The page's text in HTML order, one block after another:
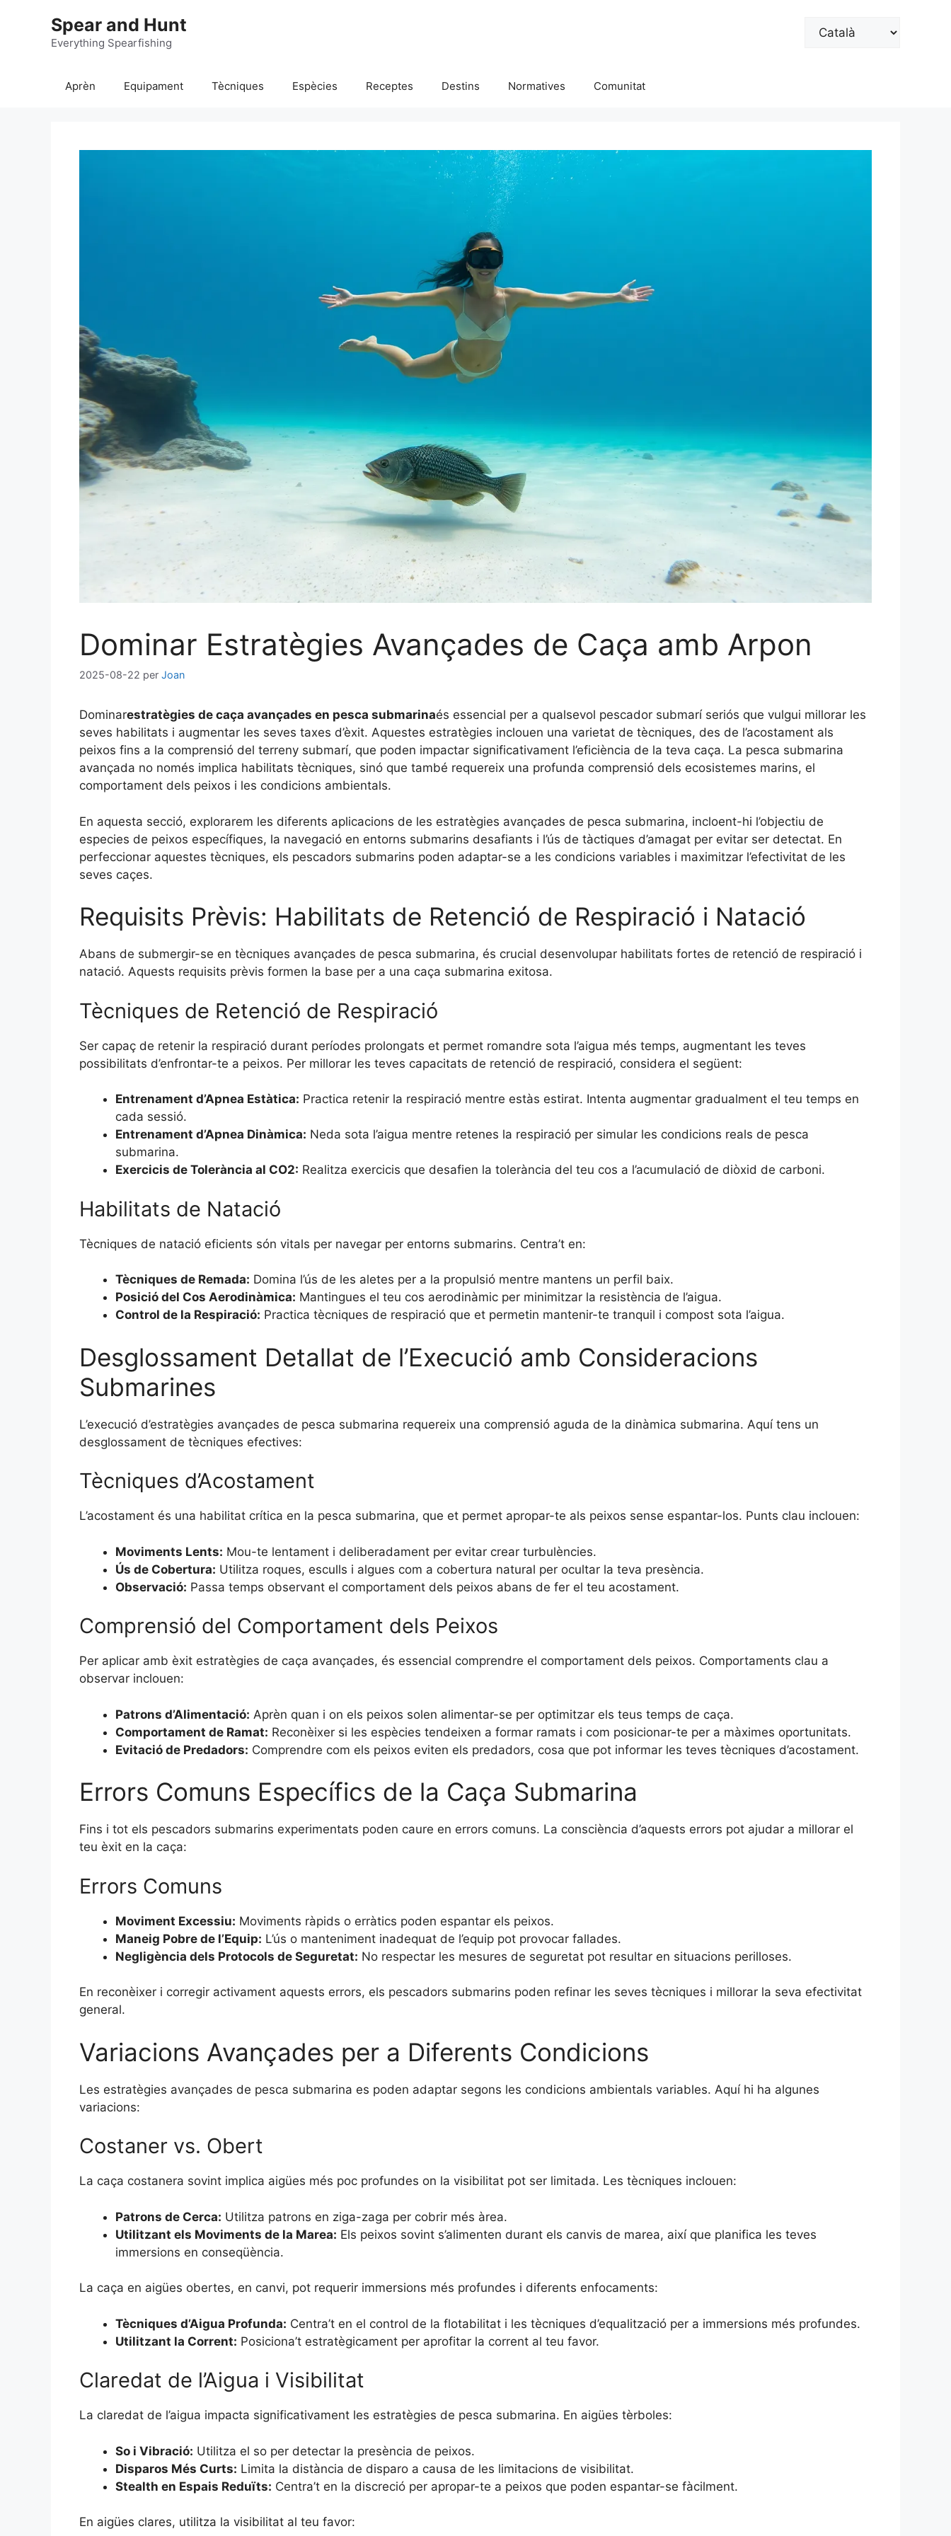
contingut
Spear and Hunt
Everything Spearfishing
Trieu
Aprèn Equipament Tècniques Espècies Receptes Destins Normatives Comunitat
Dominar Estratègies Avançades de Caça amb Arpon
2025-08-22 per Joan
Dominarestratègies de caça avançades en pesca submarinaés essencial per a qualsevol pescador submarí seriós que vulgui millorar les
seves habilitats i augmentar les seves taxes d’èxit. Aquestes estratègies inclouen una varietat de tècniques, des de l’acostament als
peixos fins a la comprensió del terreny submarí, que poden impactar significativament l’eficiència de la teva caça. La pesca submarina
avançada no només implica habilitats tècniques, sinó que també requereix una profunda comprensió dels ecosistemes marins, el
comportament dels peixos i les condicions ambientals.
En aquesta secció, explorarem les diferents aplicacions de les estratègies avançades de pesca submarina, incloent-hi l’objectiu de
especies de peixos específiques, la navegació en entorns submarins desafiants i l’ús de tàctiques d’amagat per evitar ser detectat. En
perfeccionar aquestes tècniques, els pescadors submarins poden adaptar-se a les condicions variables i maximitzar l’efectivitat de les
seves caçes.
Requisits Prèvis: Habilitats de Retenció de Respiració i Natació
Abans de submergir-se en tècniques avançades de pesca submarina, és crucial desenvolupar habilitats fortes de retenció de respiració i
natació. Aquests requisits prèvis formen la base per a una caça submarina exitosa.
Tècniques de Retenció de Respiració
Ser capaç de retenir la respiració durant períodes prolongats et permet romandre sota l’aigua més temps, augmentant les teves
possibilitats d’enfrontar-te a peixos. Per millorar les teves capacitats de retenció de respiració, considera el següent:
Entrenament d’Apnea Estàtica: Practica retenir la respiració mentre estàs estirat. Intenta augmentar gradualment el teu temps en
cada sessió.
Entrenament d’Apnea Dinàmica: Neda sota l’aigua mentre retenes la respiració per simular les condicions reals de pesca
submarina.
Exercicis de Tolerància al CO2: Realitza exercicis que desafien la tolerància del teu cos a l’acumulació de diòxid de carboni.
Habilitats de Natació
Tècniques de natació eficients són vitals per navegar per entorns submarins. Centra’t en:
Tècniques de Remada: Domina l’ús de les aletes per a la propulsió mentre mantens un perfil baix.
Posició del Cos Aerodinàmica: Mantingues el teu cos aerodinàmic per minimitzar la resistència de l’aigua.
Control de la Respiració: Practica tècniques de respiració que et permetin mantenir-te tranquil i compost sota l’aigua.
Desglossament Detallat de l’Execució amb Consideracions
Submarines
L’execució d’estratègies avançades de pesca submarina requereix una comprensió aguda de la dinàmica submarina. Aquí tens un
desglossament de tècniques efectives:
Tècniques d’Acostament
L’acostament és una habilitat crítica en la pesca submarina, que et permet apropar-te als peixos sense espantar-los. Punts clau inclouen:
Moviments Lents: Mou-te lentament i deliberadament per evitar crear turbulències.
Ús de Cobertura: Utilitza roques, esculls i algues com a cobertura natural per ocultar la teva presència.
Observació: Passa temps observant el comportament dels peixos abans de fer el teu acostament.
Comprensió del Comportament dels Peixos
Per aplicar amb èxit estratègies de caça avançades, és essencial comprendre el comportament dels peixos. Comportaments clau a
observar inclouen:
Patrons d’Alimentació: Aprèn quan i on els peixos solen alimentar-se per optimitzar els teus temps de caça.
Comportament de Ramat: Reconèixer si les espècies tendeixen a formar ramats i com posicionar-te per a màximes oportunitats.
Evitació de Predadors: Comprendre com els peixos eviten els predadors, cosa que pot informar les teves tècniques d’acostament.
Errors Comuns Específics de la Caça Submarina
Fins i tot els pescadors submarins experimentats poden caure en errors comuns. La consciència d’aquests errors pot ajudar a millorar el
teu èxit en la caça:
Errors Comuns
Moviment Excessiu: Moviments ràpids o erràtics poden espantar els peixos.
Maneig Pobre de l’Equip: L’ús o manteniment inadequat de l’equip pot provocar fallades.
Negligència dels Protocols de Seguretat: No respectar les mesures de seguretat pot resultar en situacions perilloses.
En reconèixer i corregir activament aquests errors, els pescadors submarins poden refinar les seves tècniques i millorar la seva efectivitat
general.
Variacions Avançades per a Diferents Condicions
Les estratègies avançades de pesca submarina es poden adaptar segons les condicions ambientals variables. Aquí hi ha algunes
variacions:
Costaner vs. Obert
La caça costanera sovint implica aigües més poc profundes on la visibilitat pot ser limitada. Les tècniques inclouen:
Patrons de Cerca: Utilitza patrons en ziga-zaga per cobrir més àrea.
Utilitzant els Moviments de la Marea: Els peixos sovint s’alimenten durant els canvis de marea, així que planifica les teves
immersions en conseqüència.
La caça en aigües obertes, en canvi, pot requerir immersions més profundes i diferents enfocaments:
Tècniques d’Aigua Profunda: Centra’t en el control de la flotabilitat i les tècniques d’equalització per a immersions més profundes.
Utilitzant la Corrent: Posiciona’t estratègicament per aprofitar la corrent al teu favor.
Claredat de l’Aigua i Visibilitat
La claredat de l’aigua impacta significativament les estratègies de pesca submarina. En aigües tèrboles:
So i Vibració: Utilitza el so per detectar la presència de peixos.
Disparos Més Curts: Limita la distància de disparo a causa de les limitacions de visibilitat.
Stealth en Espais Reduïts: Centra’t en la discreció per apropar-te a peixos que poden espantar-se fàcilment.
En aigües clares, utilitza la visibilitat al teu favor: